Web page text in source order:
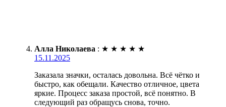
Алла Николаева : ★ ★ ★ ★ ★
15.11.2025
Заказала значки, осталась довольна. Всё чётко и
быстро, как обещали. Качество отличное, цвета
яркие. Процесс заказа простой, всё понятно. В
следующий раз обращусь снова, точно.